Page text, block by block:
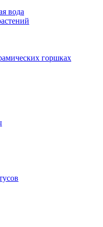
вода
горшках